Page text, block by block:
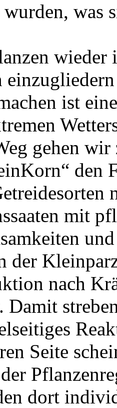
was
wieder
ist
gehen
den
mit
der
nach
Damit
Seite
dort